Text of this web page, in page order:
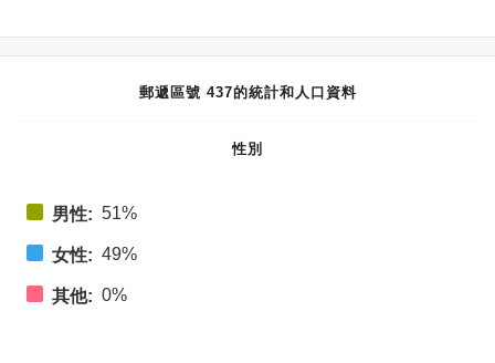
郵遞區號 437的統計和人口資料
性別
男性: 51%
女性: 49%
其他: 0%